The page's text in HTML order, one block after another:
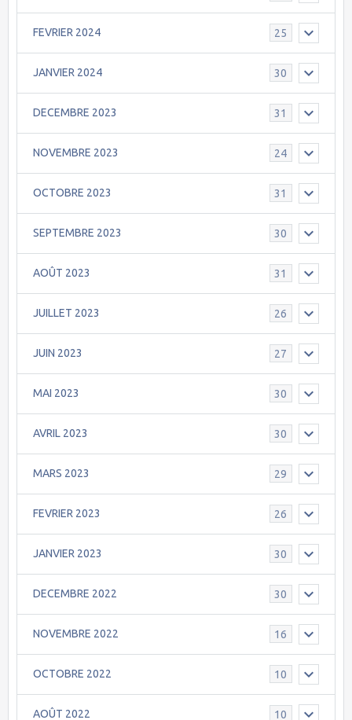
FEVRIER 2024 25
JANVIER 2024 30
DECEMBRE 2023 31
NOVEMBRE 2023 24
OCTOBRE 2023 31
SEPTEMBRE 2023 30
AOÛT 2023 31
JUILLET 2023 26
JUIN 2023 27
MAI 2023 30
AVRIL 2023 30
MARS 2023 29
FEVRIER 2023 26
JANVIER 2023 30
DECEMBRE 2022 30
NOVEMBRE 2022 16
OCTOBRE 2022 10
AOÛT 2022 10